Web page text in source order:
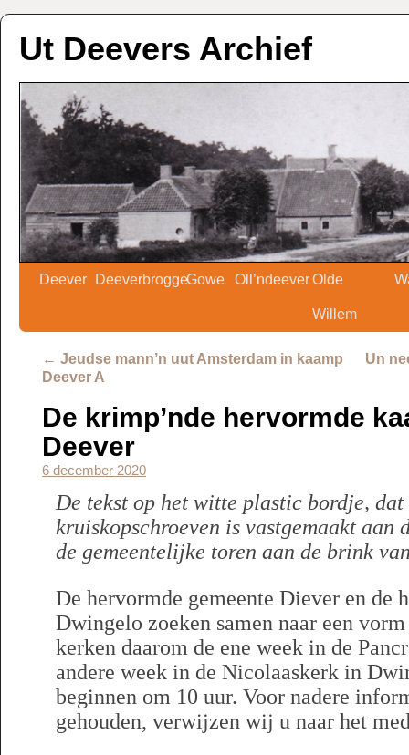
Ut Deevers Archief
Deever DeeverbroggeGowe Oll’ndeeverOlde
Willem
← Jeudse mann’n uut Amsterdam in kaamp
Deever A
Un
De krimp’nde hervormde
Deever
6 december 2020
De tekst op het witte plastic bordje, dat
kruiskopschroeven is vastgemaakt aan
de gemeentelijke toren aan de brink
De hervormde gemeente Diever en de
Dwingelo zoeken samen naar een
kerken daarom de ene week in de
andere week in de Nicolaaskerk in
beginnen om 10 uur. Voor nadere
gehouden, verwijzen wij u naar het